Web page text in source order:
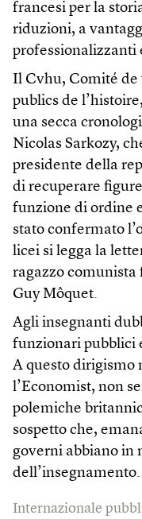
francesi per la
riduzioni, a
professionalizzanti
Il Cvhu, Comité de
publics de
una secca
Nicolas Sarkozy,
presidente della
di recuperare
funzione di ordine
stato confermato
licei si legga la
ragazzo comunista
Guy Môquet.
Agli insegnanti
funzionari pubblici
A questo dirigismo
l’Economist, non
polemiche
sospetto che,
governi abbiano in
dell’insegnamento.
Internazionale